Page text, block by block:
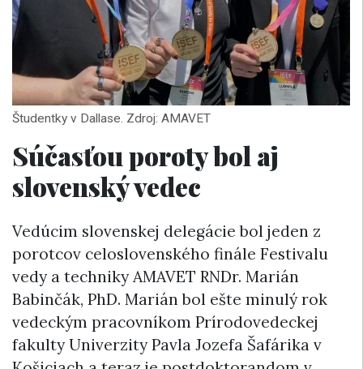
Študentky v Dallase. Zdroj: AMAVET
Súčasťou poroty bol aj
slovenský vedec
Vedúcim slovenskej delegácie bol jeden z
porotcov celoslovenského finále Festivalu
vedy a techniky AMAVET RNDr. Marián
Babinčák, PhD. Marián bol ešte minulý rok
vedeckým pracovníkom Prírodovedeckej
fakulty Univerzity Pavla Jozefa Šafárika v